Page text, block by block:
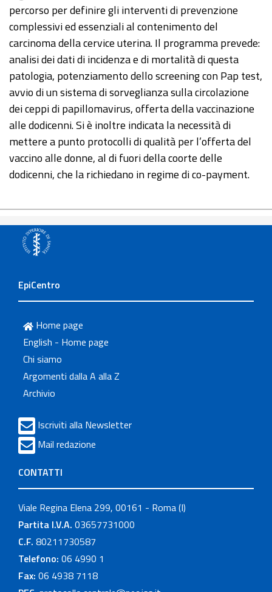
percorso per definire gli interventi di prevenzione
complessivi ed essenziali al contenimento del
carcinoma della cervice uterina. Il programma prevede:
analisi dei dati di incidenza e di mortalità di questa
patologia, potenziamento dello screening con Pap test,
avvio di un sistema di sorveglianza sulla circolazione
dei ceppi di papillomavirus, offerta della vaccinazione
alle dodicenni. Si è inoltre indicata la necessità di
mettere a punto protocolli di qualità per l’offerta del
vaccino alle donne, al di fuori della coorte delle
dodicenni, che la richiedano in regime di co-payment.
EpiCentro
Home page
English - Home page
Chi siamo
Argomenti dalla A alla Z
Archivio
Iscriviti alla Newsletter
Mail redazione
CONTATTI
Viale Regina Elena 299, 00161 - Roma (I)
Partita I.V.A. 03657731000
C.F. 80211730587
Telefono: 06 4990 1
Fax: 06 4938 7118